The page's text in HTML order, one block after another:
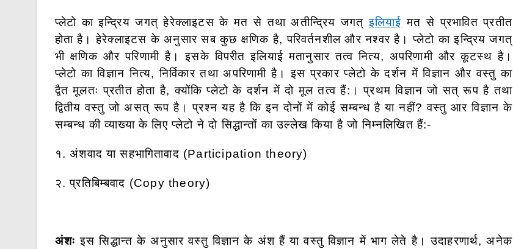
प्लेटो का इन्द्रिय जगत् हेरेक्लाइटस के मत से तथा अतीन्द्रिय जगत्इलियाई मत से प्रभावित प्रतीत
होता है। हेरेक्लाइटस के अनुसार सब कुछ क्षणिक है, परिवर्तनशील और नश्वर है। प्लेटो का इन्द्रिय जगत्
भी क्षणिक और परिणामी है। इसके विपरीत इलियाई मतानुसार तत्व नित्य, अपरिणामी और कूटस्थ है।
प्लेटो का विज्ञान नित्य, निर्विकार तथा अपरिणामी है। इस प्रकार प्लेटो के दर्शन में विज्ञान और वस्तु का
द्वैत मूलतः प्रतीत होता है, क्योंकि प्लेटो के दर्शन में दो मूल तत्व हैं:। प्रथम विज्ञान जो सत् रूप है तथा
द्वितीय वस्तु जो असत् रूप है। प्रश्न यह है कि इन दोनों में कोई सम्बन्ध है या नहीं? वस्तु आर विज्ञान के
सम्बन्ध की व्याख्या के लिए प्लेटो ने दो सिद्धान्तों का उल्लेख किया है जो निम्नलिखित हैं:-
१. अंशवाद या सहभागितावाद (Participation theory)
२. प्रतिबिम्बवाद (Copy theory)
अंशः इस सिद्धान्त के अनुसार वस्तु विज्ञान के अंश हैं या वस्तु विज्ञान में भाग लेते है। उदाहरणार्थ, अनेक